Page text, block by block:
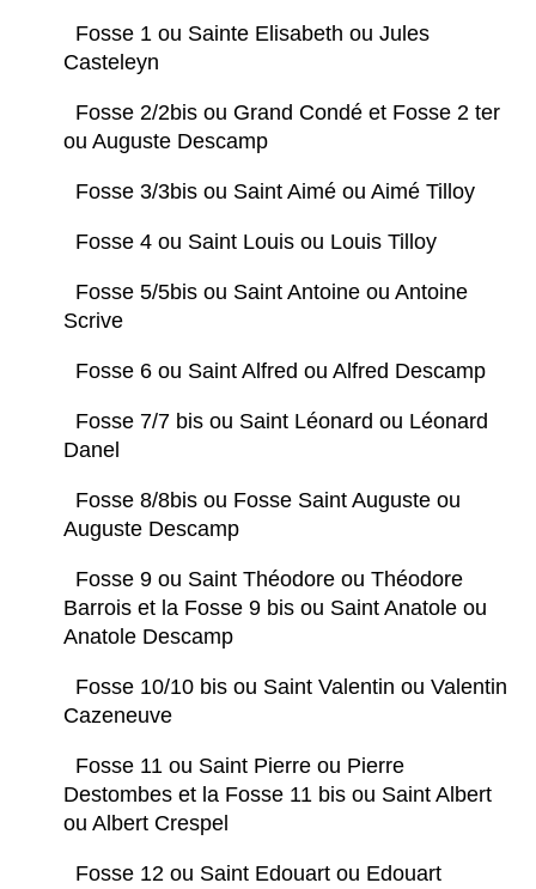
Fosse 1 ou Sainte Elisabeth ou Jules
Casteleyn
Fosse 2/2bis ou Grand Condé et Fosse 2 ter
ou Auguste Descamp
Fosse 3/3bis ou Saint Aimé ou Aimé Tilloy
Fosse 4 ou Saint Louis ou Louis Tilloy
Fosse 5/5bis ou Saint Antoine ou Antoine
Scrive
Fosse 6 ou Saint Alfred ou Alfred Descamp
Fosse 7/7 bis ou Saint Léonard ou Léonard
Danel
Fosse 8/8bis ou Fosse Saint Auguste ou
Auguste Descamp
Fosse 9 ou Saint Théodore ou Théodore
Barrois et la Fosse 9 bis ou Saint Anatole ou
Anatole Descamp
Fosse 10/10 bis ou Saint Valentin ou Valentin
Cazeneuve
Fosse 11 ou Saint Pierre ou Pierre
Destombes et la Fosse 11 bis ou Saint Albert
ou Albert Crespel
Fosse 12 ou Saint Edouart ou Edouart